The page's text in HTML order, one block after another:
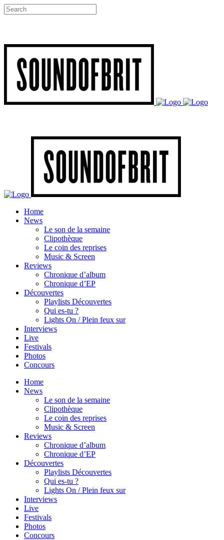
Home
News
Le son de la semaine
Clipothèque
Le coin des reprises
Music & Screen
Reviews
Chronique d’album
Chronique d’EP
Découvertes
Playlists Découvertes
Qui es-tu ?
Lights On / Plein feux sur
Interviews
Live
Festivals
Photos
Concours
Home
News
Le son de la semaine
Clipothèque
Le coin des reprises
Music & Screen
Reviews
Chronique d’album
Chronique d’EP
Découvertes
Playlists Découvertes
Qui es-tu ?
Lights On / Plein feux sur
Interviews
Live
Festivals
Photos
Concours